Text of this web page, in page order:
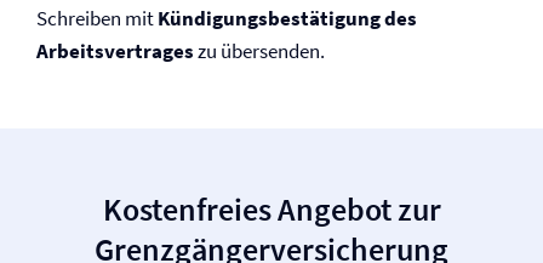
Schreiben mitKündigungsbestätigung des
Arbeitsvertrageszu übersenden.
Kostenfreies Angebot zur
Grenzgänger­versicherung